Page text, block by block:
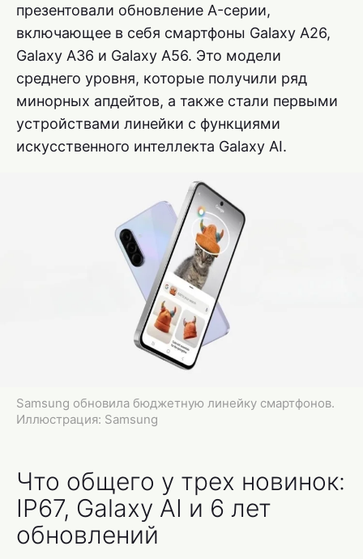
презентовали обновление A-серии,
включающее в себя смартфоны Galaxy A26,
Galaxy A36 и Galaxy A56. Это модели
среднего уровня, которые получили ряд
минорных апдейтов, а также стали первыми
устройствами линейки с функциями
искусственного интеллекта Galaxy AI.
Samsung обновила бюджетную линейку смартфонов.
Иллюстрация: Samsung
Что общего у трех новинок:
IP67, Galaxy AI и 6 лет
обновлений